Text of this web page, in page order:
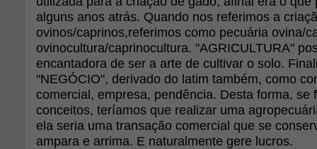
alguns anos atrás. Quando nos referimos a
ovinos/caprinos,referimos como pecuária ovina/
ovinocultura/caprinocultura. "AGRICULTURA"
encantadora de ser a arte de cultivar o solo.
"NEGÓCIO", derivado do latim também, como
comercial, empresa, pendência. Desta forma, se
conceitos, teríamos que realizar uma
ela seria uma transação comercial que se
ampara e arrima. E naturalmente gere lucros.